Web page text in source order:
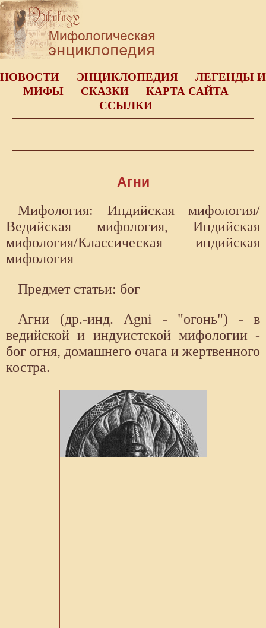
НОВОСТИ ЭНЦИКЛОПЕДИЯ
ЛЕГЕНДЫ И
МИФЫ
СКАЗКИ
КАРТА САЙТА
ССЫЛКИ
Агни
Мифология: Индийская мифология/
Ведийская мифология, Индийская
мифология/Классическая индийская
мифология
Предмет статьи: бог
Агни (др.-инд. Agni - "огонь") - в
ведийской и индуистской мифологии -
бог огня, домашнего очага и жертвенного
костра.